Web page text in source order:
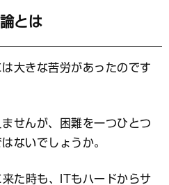
とは
大きな苦労があったのです
せんが、困難を一つひとつ
ないでしょうか。
た時も、ITもハードからサ